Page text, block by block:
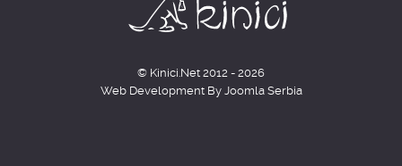
© Kinici.Net 2012 - 2026
Web Development By Joomla Serbia